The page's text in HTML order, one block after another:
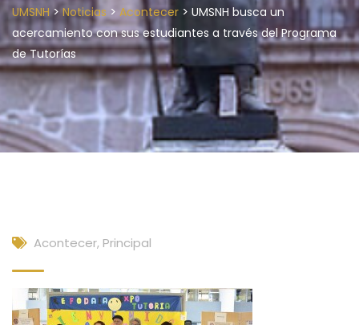
UMSNH> Noticias > Acontecer > UMSNH busca un
acercamiento con sus estudiantes a través del Programa
de Tutorías
Acontecer, Principal